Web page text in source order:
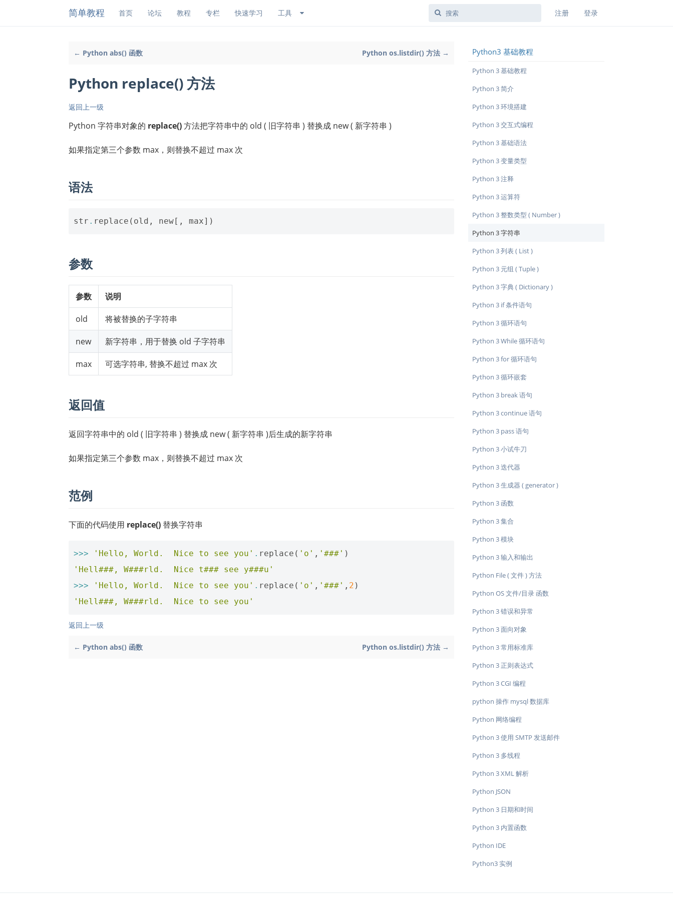
简单教程 首页 论坛 教程 专栏 快速学习 工具 注册 登录
← Python abs() 函数 Python os.listdir() 方法 →
Python replace() 方法
返回上一级
Python 字符串对象的 replace()方法把字符串中的 old ( 旧字符串 ) 替换成 new ( 新字符串 )
如果指定第三个参数 max，则替换不超过 max 次
语法
str . replace ( old , new[, max])
参数
参数 说明
old 将被替换的子字符串
new 新字符串，用于替换 old 子字符串
max 可选字符串, 替换不超过 max 次
返回值
返回字符串中的 old ( 旧字符串 ) 替换成 new ( 新字符串 )后生成的新字符串
如果指定第三个参数 max，则替换不超过 max 次
范例
下面的代码使用 replace() 替换字符串
>>> 'Hello, World.  Nice to see you' . replace ( 'o' , '###' )
'Hell###, W###rld.  Nice t### see y###u'
>>>
'Hello, World.  Nice to see you' . replace ( 'o' , '###' , 2 )
'Hell###, W###rld.  Nice to see you'
返回上一级
← Python abs() 函数 Python os.listdir() 方法 →
Python3 基础教程
Python 3 基础教程
Python 3 简介
Python 3 环境搭建
Python 3 交互式编程
Python 3 基础语法
Python 3 变量类型
Python 3 注释
Python 3 运算符
Python 3 整数类型 ( Number )
Python 3 字符串
Python 3 列表 ( List )
Python 3 元组 ( Tuple )
Python 3 字典 ( Dictionary )
Python 3 if 条件语句
Python 3 循环语句
Python 3 While 循环语句
Python 3 for 循环语句
Python 3 循环嵌套
Python 3 break 语句
Python 3 continue 语句
Python 3 pass 语句
Python 3 小试牛刀
Python 3 迭代器
Python 3 生成器 ( generator )
Python 3 函数
Python 3 集合
Python 3 模块
Python 3 输入和输出
Python File ( 文件 ) 方法
Python OS 文件/目录 函数
Python 3 错误和异常
Python 3 面向对象
Python 3 常用标准库
Python 3 正则表达式
Python 3 CGI 编程
python 操作 mysql 数据库
Python 网络编程
Python 3 使用 SMTP 发送邮件
Python 3 多线程
Python 3 XML 解析
Python JSON
Python 3 日期和时间
Python 3 内置函数
Python IDE
Python3 实例